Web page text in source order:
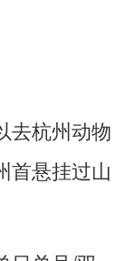
杭州动物
首悬挂过山